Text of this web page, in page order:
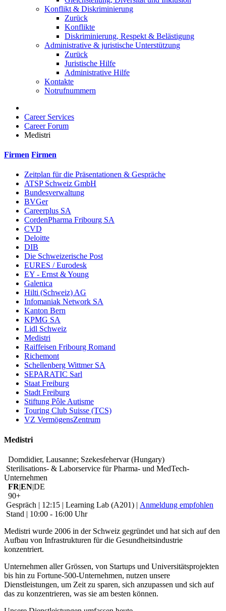
Konflikt & Diskriminierung
Zurück
Konflikte
Diskriminierung, Respekt & Belästigung
Administrative & juristische Unterstützung
Zurück
Juristische Hilfe
Administrative Hilfe
Kontakte
Notrufnummern
Career Services
Career Forum
Medistri
Firmen Firmen
Zeitplan für die Präsentationen & Gespräche
ATSP Schweiz GmbH
Bundesverwaltung
BVGer
Careerplus SA
CordenPharma Fribourg SA
CVD
Deloitte
DIB
Die Schweizerische Post
EURES / Eurodesk
EY - Ernst & Young
Galenica
Hilti (Schweiz) AG
Infomaniak Network SA
Kanton Bern
KPMG SA
Lidl Schweiz
Medistri
Raiffeisen Fribourg Romand
Richemont
Schellenberg Wittmer SA
SEPARATIC Sarl
Staat Freiburg
Stadt Freiburg
Stiftung Pôle Autisme
Touring Club Suisse (TCS)
VZ VermögensZentrum
Medistri
Domdidier, Lausanne; Szekesfehervar (Hungary)
Sterilisations- & Laborservice für Pharma- und MedTech-
Unternehmen
FR|EN|DE
90+
Gespräch | 12:15 | Learning Lab (A201) | Anmeldung empfohlen
Stand | 10:00 - 16:00 Uhr
Medistri wurde 2006 in der Schweiz gegründet und hat sich auf den
Aufbau von Infrastrukturen für die Gesundheitsindustrie
konzentriert.
Unternehmen aller Grössen, von Startups und Universitätsprojekten
bis hin zu Fortune-500-Unternehmen, nutzen unsere
Dienstleistungen, um Zeit zu sparen, sich anzupassen und sich auf
das zu konzentrieren, was sie am besten können.